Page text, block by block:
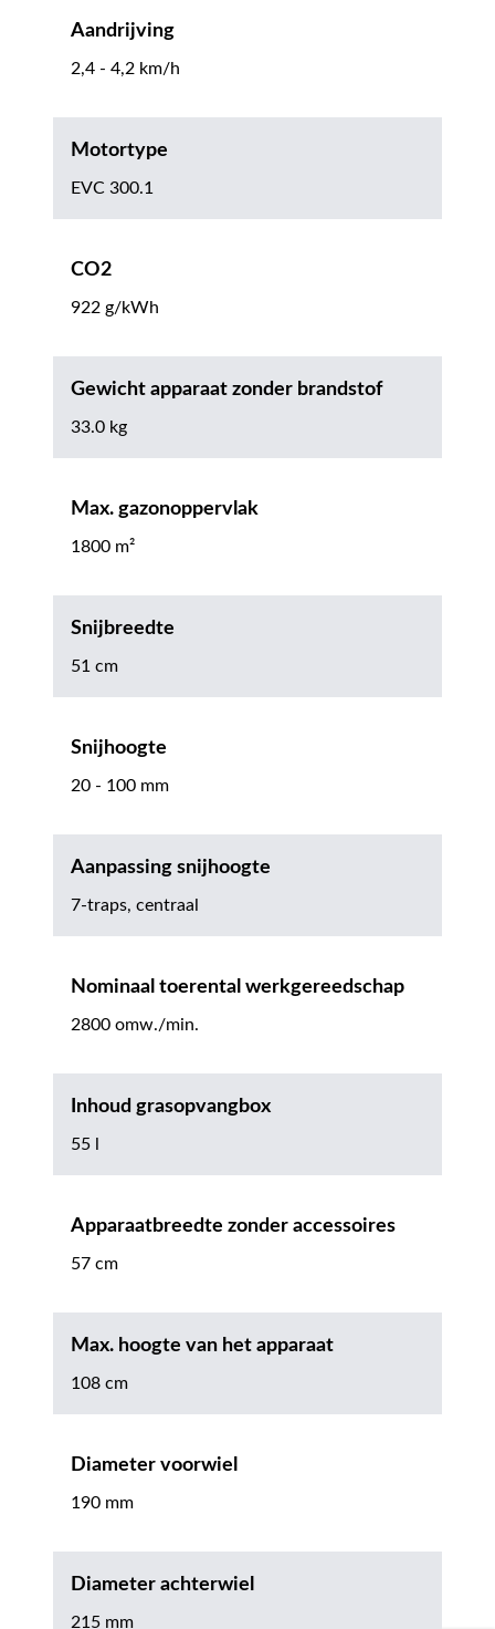
Aandrijving
2,4 - 4,2 km/h
Motortype
EVC 300.1
CO2
922 g/kWh
Gewicht apparaat zonder brandstof
33.0 kg
Max. gazonoppervlak
1800 m²
Snijbreedte
51 cm
Snijhoogte
20 - 100 mm
Aanpassing snijhoogte
7-traps, centraal
Nominaal toerental werkgereedschap
2800 omw./min.
Inhoud grasopvangbox
55 l
Apparaatbreedte zonder accessoires
57 cm
Max. hoogte van het apparaat
108 cm
Diameter voorwiel
190 mm
Diameter achterwiel
215 mm